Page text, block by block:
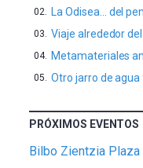
La Odisea… del
Viaje alrededor
Metamateriales
Otro jarro de
PRÓXIMOS EVENTOS
Bilbo Zientzia Plaza